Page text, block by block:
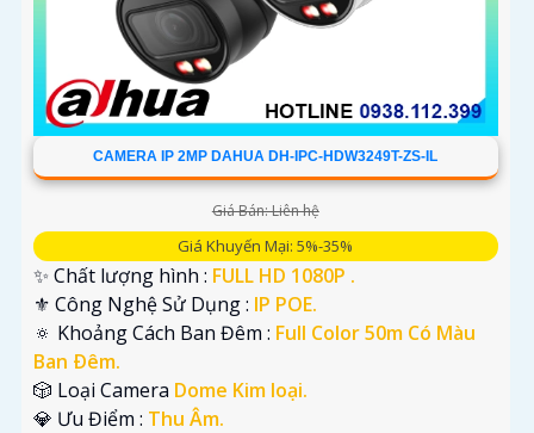
CAMERA IP 2MP DAHUA DH-IPC-HDW3249T-ZS-IL
Giá Bán: Liên hệ
Giá Khuyến Mại: 5%-35%
✨ Chất lượng hình : FULL HD 1080P .
⚜️ Công Nghệ Sử Dụng : IP POE.
🔅 Khoảng Cách Ban Đêm : Full Color 50m Có Màu
Ban Ðêm.
🎲 Loại Camera Dome Kim loại.
️💎 Ưu Điểm : Thu Âm.